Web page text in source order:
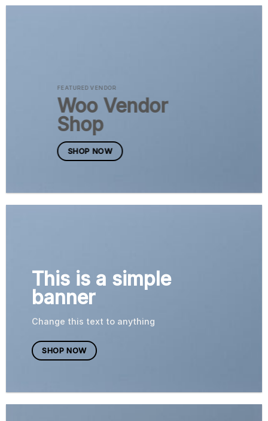
FEATURED VENDOR
Woo Vendor
Shop
SHOP NOW
This is a simple
banner
Change this text to anything
SHOP NOW